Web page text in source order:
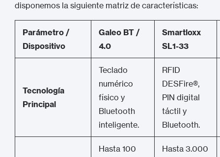
disponemos la siguiente matriz de características:
Parámetro /
Dispositivo
Galeo BT /
4.0
Smartloxx
SL1-33
Tecnología
Principal
Teclado
numérico
físico y
Bluetooth
inteligente.
RFID
DESFire®,
PIN digital
táctil y
Bluetooth.
Hasta 100
Hasta 3.000